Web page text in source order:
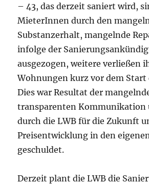
– 43, das derzeit saniert wird,
MieterInnen durch den
Substanzerhalt, mangelnde
infolge der
ausgezogen, weitere verließen
Wohnungen kurz vor dem Start
Dies war Resultat der
transparenten Kommunikation
durch die LWB für die Zukunft
Preisentwicklung in den
geschuldet.
Derzeit plant die LWB die